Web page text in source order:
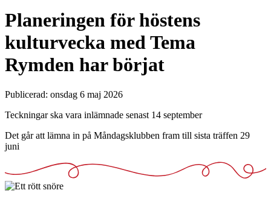
Planeringen för höstens
kulturvecka med Tema
Rymden har börjat
Publicerad: onsdag 6 maj 2026
Teckningar ska vara inlämnade senast 14 september
Det går att lämna in på Måndagsklubben fram till sista träffen 29
juni